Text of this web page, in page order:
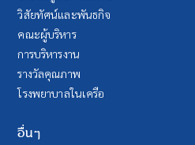
วิสัยทัศน์และพันธกิจ
คณะผู้บริหาร
การบริหารงาน
รางวัลคุณภาพ
โรงพยาบาลในเครือ
อื่นๆ